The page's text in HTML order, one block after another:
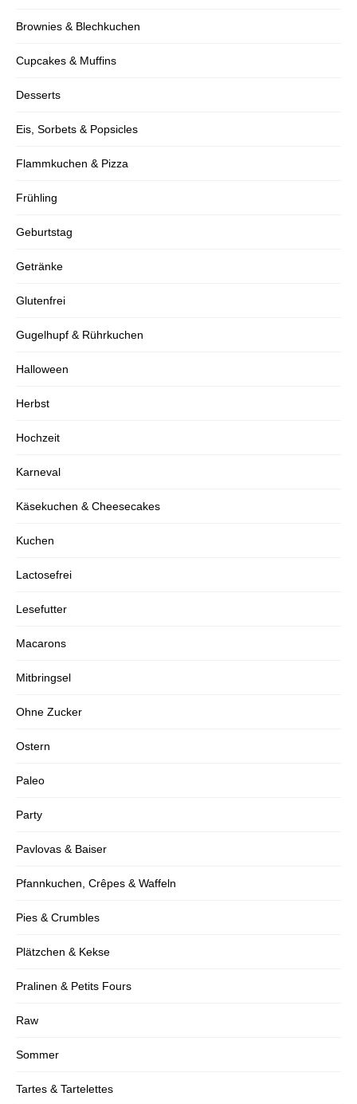
Brownies & Blechkuchen
Cupcakes & Muffins
Desserts
Eis, Sorbets & Popsicles
Flammkuchen & Pizza
Frühling
Geburtstag
Getränke
Glutenfrei
Gugelhupf & Rührkuchen
Halloween
Herbst
Hochzeit
Karneval
Käsekuchen & Cheesecakes
Kuchen
Lactosefrei
Lesefutter
Macarons
Mitbringsel
Ohne Zucker
Ostern
Paleo
Party
Pavlovas & Baiser
Pfannkuchen, Crêpes & Waffeln
Pies & Crumbles
Plätzchen & Kekse
Pralinen & Petits Fours
Raw
Sommer
Tartes & Tartelettes
verpassen!
Ich stimme der Datenschutzerklärung zu.